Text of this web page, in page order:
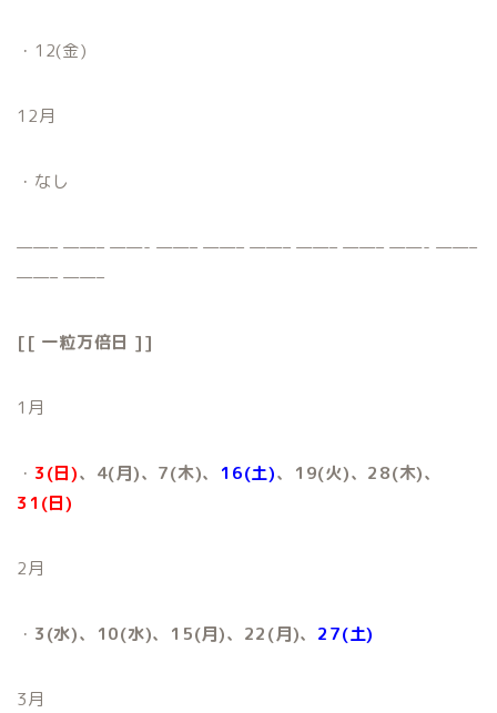
・12(金)
12月
・なし
——– ——– ——- ——– ——– ——– ——– ——– ——- ——–
——– ——–
[[ 一粒万倍日 ]]
1月
・ 3(日)、4(月)、7(木)、 16(土)、19(火)、28(木)、
31(日)
2月
・ 3(水)、10(水)、15(月)、22(月)、 27(土)
3月